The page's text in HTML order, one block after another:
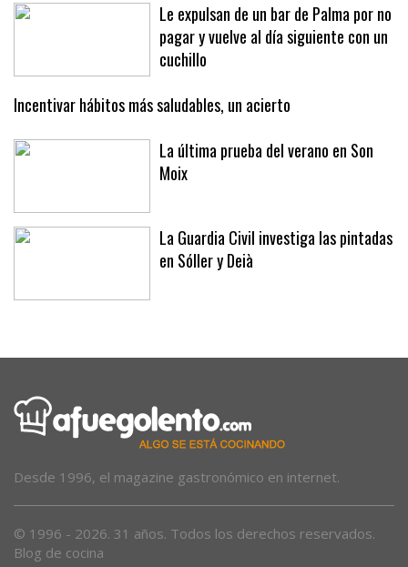
Le expulsan de un bar de Palma por no
pagar y vuelve al día siguiente con un
cuchillo
Incentivar hábitos más saludables, un acierto
La última prueba del verano en Son
Moix
La Guardia Civil investiga las pintadas
en Sóller y Deià
Desde 1996, el magazine gastronómico en internet.
© 1996 - 2026. 31 años. Todos los derechos reservados.
Blog de cocina